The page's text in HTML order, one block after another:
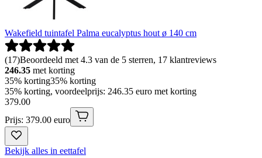
Wakefield tuintafel Palma eucalyptus hout ø 140 cm
(17)Beoordeeld met 4.3 van de 5 sterren, 17 klantreviews
246.35 met korting
35% korting35% korting
35% korting, voordeelprijs: 246.35 euro met korting
379.00
Prijs: 379.00 euro
Bekijk alles in eettafel